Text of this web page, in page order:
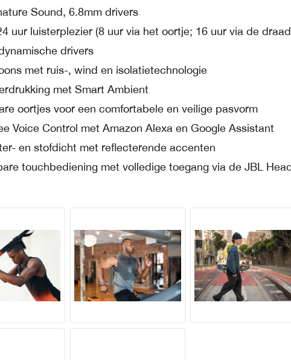
Sound, 6.8mm drivers
uur luisterplezier (8 uur via het oortje; 16 uur via de
drivers
met ruis-, wind en isolatietechnologie
met Smart Ambient
oortjes voor een comfortabele en veilige pasvorm
Voice Control met Amazon Alexa en Google Assistant
en stofdicht met reflecterende accenten
touchbediening met volledige toegang via de JBL